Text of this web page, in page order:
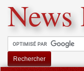
News
Rechercher